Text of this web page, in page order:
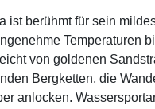
ist berühmt für sein
Temperaturen
von goldenen
Bergketten, die
anlocken.